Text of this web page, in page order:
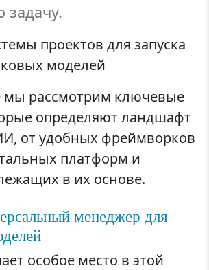
задачу.
проектов для запуска
моделей
мы рассмотрим ключевые
определяют ландшафт
от удобных фреймворков
платформ и
в их основе.
менеджер для
особое место в этой